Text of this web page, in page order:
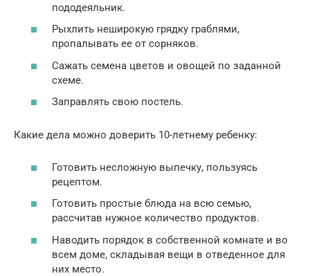
пододеяльник.
Рыхлить неширокую грядку граблями,
пропалывать ее от сорняков.
Сажать семена цветов и овощей по заданной
схеме.
Заправлять свою постель.
Какие дела можно доверить 10-летнему ребенку:
Готовить несложную выпечку, пользуясь
рецептом.
Готовить простые блюда на всю семью,
рассчитав нужное количество продуктов.
Наводить порядок в собственной комнате и во
всем доме, складывая вещи в отведенное для
них место.